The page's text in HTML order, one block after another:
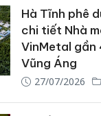
Hà Tĩnh phê
chi tiết Nhà
VinMetal gần
Vũng Áng
27/07/2026